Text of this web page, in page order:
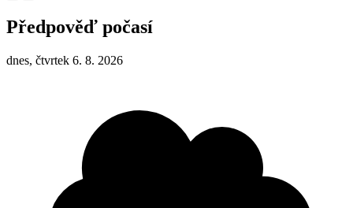
Předpověď počasí
dnes, čtvrtek 6. 8. 2026